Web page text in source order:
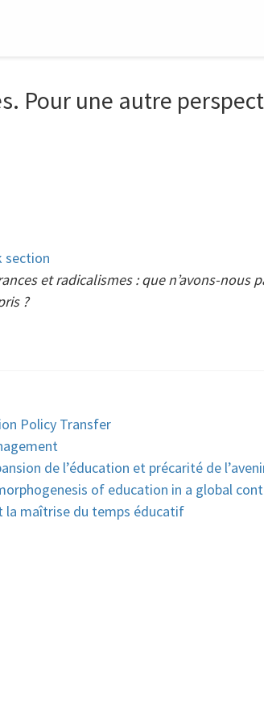
Pour une autre
section
et radicalismes : que n’avons-nous
?
Policy Transfer
de l’éducation et précarité de
of education in a global
la maîtrise du temps éducatif